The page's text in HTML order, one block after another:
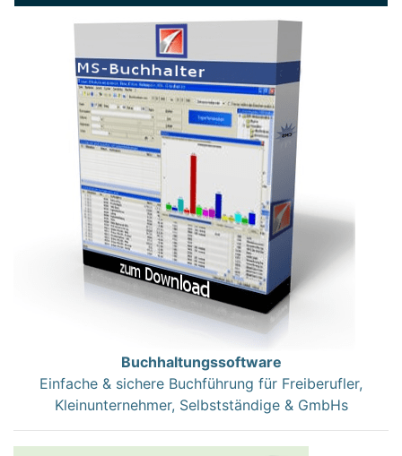
Buchhaltungssoftware
Einfache & sichere Buchführung für Freiberufler,
Kleinunternehmer, Selbstständige & GmbHs